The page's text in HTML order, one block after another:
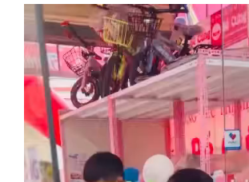
Trình
chơi
Video